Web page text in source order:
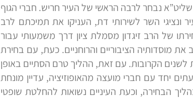
שליט”א נבחר לרבה הראשי של העירחריש. חברי הגוף
ונציגי השר לשירותי דת, העניקו את תמיכתם לרב
של הרב זיגדון מסמלת ציון דרך משמעותי עבור
מוסדותיה הציבוריים והרוחניים. כעת, עם בחירת
לשנים הקרובות. עם זאת, ההליך טרם הסתיים באופן
עתים יחד עם חברי מועצה מהאופוזיציה, עדיין מונחת
הבחירה, וכעת העיניים נשואות להחלטת שופטי